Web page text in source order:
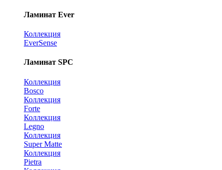
Ламинат Ever
Коллекция
EverSense
Ламинат SPC
Коллекция
Bosco
Коллекция
Forte
Коллекция
Legno
Коллекция
Super Matte
Коллекция
Pietra